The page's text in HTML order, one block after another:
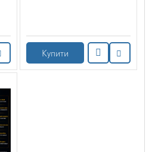
Купити